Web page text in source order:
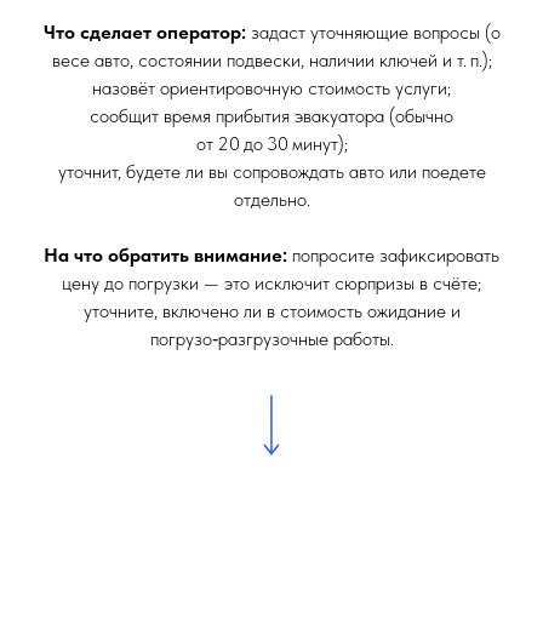
Что сделает оператор: задаст уточняющие вопросы (о
весе авто, состоянии подвески, наличии ключей и т. п.);
назовёт ориентировочную стоимость услуги;
сообщит время прибытия эвакуатора (обычно
от 20 до 30 минут);
уточнит, будете ли вы сопровождать авто или поедете
отдельно.
На что обратить внимание: попросите зафиксировать
цену до погрузки — это исключит сюрпризы в счёте;
уточните, включено ли в стоимость ожидание и
погрузо‑разгрузочные работы.